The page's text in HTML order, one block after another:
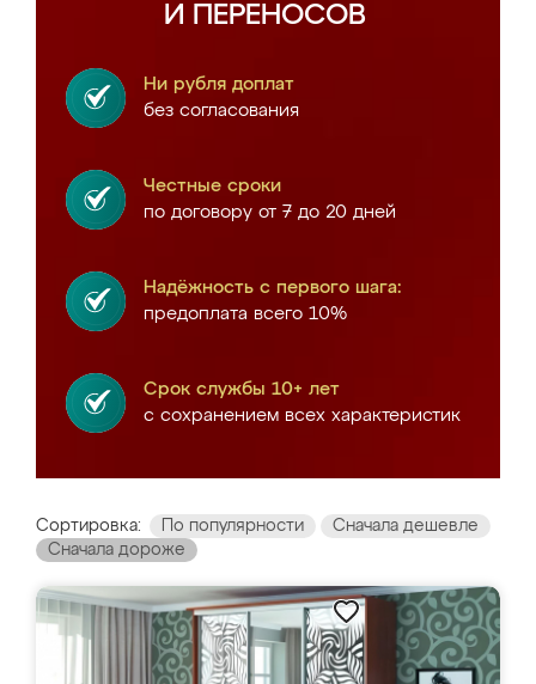
И ПЕРЕНОСОВ
Ни рубля доплат
без согласования
Честные сроки
по договору от 7 до 20 дней
Надёжность с первого шага:
предоплата всего 10%
Срок службы 10+ лет
с сохранением всех характеристик
Сортировка: По популярности
Сначала дешевле
Сначала дороже